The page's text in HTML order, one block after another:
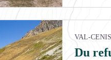
VAL-CENIS
Du